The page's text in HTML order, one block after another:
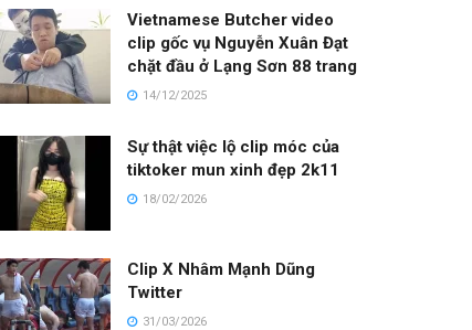
Vietnamese Butcher video
clip gốc vụ Nguyễn Xuân Đạt
chặt đầu ở Lạng Sơn 88 trang
14/12/2025
Sự thật việc lộ clip móc của
tiktoker mun xinh đẹp 2k11
18/02/2026
Clip X Nhâm Mạnh Dũng
Twitter
31/03/2026